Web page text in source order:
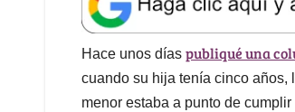
t
s
A
p
p
e
b
o
o
k
k
e
d
I
n
l
e
a
d
s
Hace unos días publiqué una
cuando su hija tenía cinco años,
menor estaba a punto de